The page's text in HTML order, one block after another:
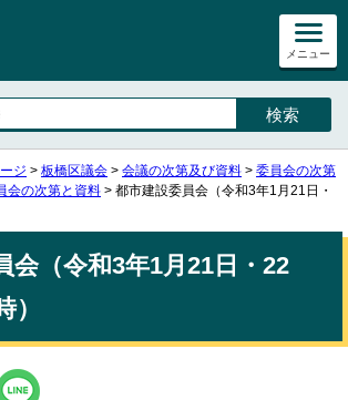
メニュー
ジ > 板橋区議会 > 会議の次第及び資料 > 委員会の次第
会の次第と資料 > 都市建設委員会（令和3年1月21日・
会（令和3年1月21日・22